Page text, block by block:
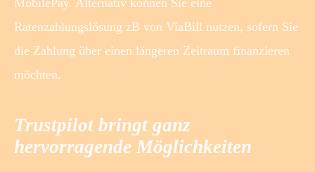
MobilePay. Alternativ können Sie eine
Ratenzahlungslösung zB von ViaBill nutzen, sofern Sie
die Zahlung über einen längeren Zeitraum finanzieren
möchten.
Trustpilot bringt ganz
hervorragende Möglichkeiten